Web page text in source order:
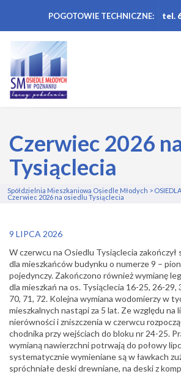
POGOTOWIE TECHNICZNE: tel.
Czerwiec 2026
Tysiąclecia
Spółdzielnia Mieszkaniowa Osiedle Młodych > OSIEDLA
Czerwiec 2026 na osiedlu Tysiąclecia
9 LIPCA 2026
W czerwcu na Osiedlu Tysiąclecia
dla mieszkańców budynku o numerze 9 –
pojedynczy. Zakończono również wymianę
dla mieszkań na os. Tysiąclecia 16-25, 26-29,
70, 71, 72. Kolejna wymiana wodomierzy w
mieszkalnych nastąpi za 5 lat. Ze względu na
nierówności i zniszczenia w czerwcu
chodnika przy wejściach do bloku nr 24-25.
wymianą nawierzchni potrwają do połowy
systematycznie wymieniane są w ławkach
spróchniałe deski drewniane, na deski z